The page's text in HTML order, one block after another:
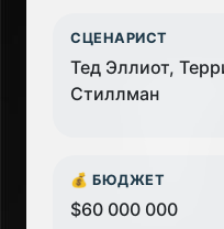
СЦЕНАРИСТ
Тед Эллиот,
Стиллман
💰 БЮДЖЕТ
$60 000 000